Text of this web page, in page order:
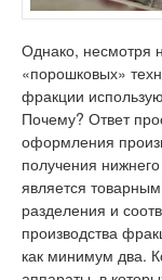
Однако, несмотря
«порошковых»
фракции
Почему? Ответ
оформления
получения
является
разделения и
производства
как минимум два.